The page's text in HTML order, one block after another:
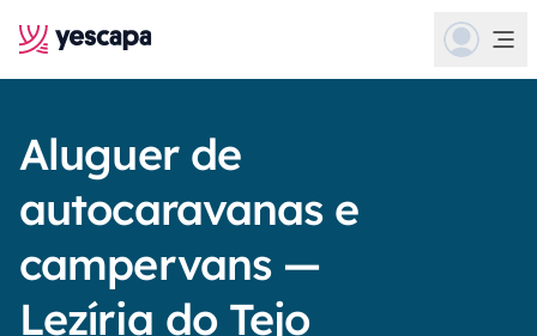
Aluguer de
autocaravanas e
campervans —
Lezíria do Tejo